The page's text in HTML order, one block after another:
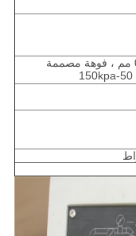
التصميم القابل للإزالة ، الثقب 0.4 مم ، فوهة مصممة